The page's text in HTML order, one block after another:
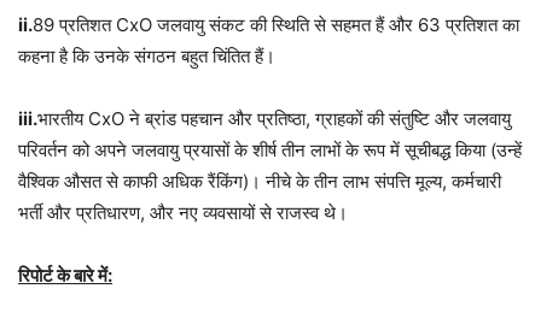
ii.89 प्रतिशत CxO जलवायु संकट की स्थिति से सहमत हैं और 63 प्रतिशत का
कहना है कि उनके संगठन बहुत चिंतित हैं।
iii.भारतीय CxO ने ब्रांड पहचान और प्रतिष्ठा, ग्राहकों की संतुष्टि और जलवायु
परिवर्तन को अपने जलवायु प्रयासों के शीर्ष तीन लाभों के रूप में सूचीबद्ध किया (उन्हें
वैश्विक औसत से काफी अधिक रैंकिंग)। नीचे के तीन लाभ संपत्ति मूल्य, कर्मचारी
भर्ती और प्रतिधारण, और नए व्यवसायों से राजस्व थे।
रिपोर्ट के बारे में: